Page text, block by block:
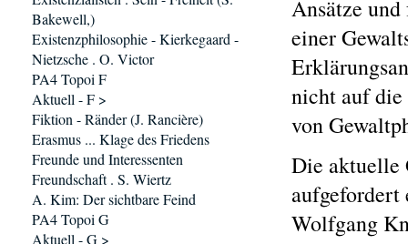
Ansätze
einer
nicht auf
von
Die aktuelle
Wolfgang
Bakewell,)
Existenzphilosophie - Kierkegaard -
Nietzsche . O. Victor
PA4 Topoi F
Aktuell - F >
Fiktion - Ränder (J. Rancière)
Erasmus ... Klage des Friedens
Freunde und Interessenten
Freundschaft . S. Wiertz
A. Kim: Der sichtbare Feind
PA4 Topoi G
Aktuell - G >